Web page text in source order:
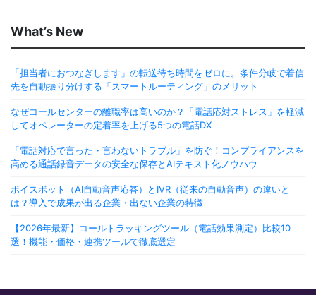
What’s New
「担当者におつなぎします」の転送待ち時間をゼロに。条件分岐で着信
先を自動振り分けする「スマートルーティング」のメリット
なぜコールセンターの離職率は高いのか？「電話応対ストレス」を軽減
してオペレーターの定着率を上げる5つの電話DX
「電話対応で言った・言わないトラブル」を防ぐ！コンプライアンスを
高める通話録音データの安全な保存とAIテキスト化ノウハウ
ボイスボット（AI自動音声応答）とIVR（従来の自動音声）の違いと
は？導入で成果が出る企業・出ない企業の特徴
【2026年最新】コールトラッキングツール（電話効果測定）比較10
選！機能・価格・連携ツールで徹底選定